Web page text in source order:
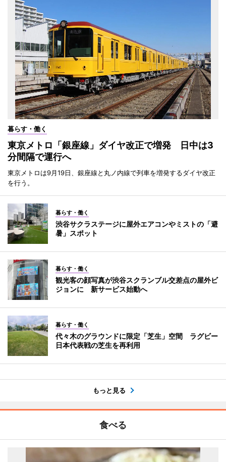
暮らす・働く
東京メトロ「銀座線」ダイヤ改正で増発 日中は3
分間隔で運行へ
東京メトロは9月19日、銀座線と丸ノ内線で列車を増発するダイヤ改正
を行う。
暮らす・働く
渋谷サクラステージに屋外エアコンやミストの「避
暑」スポット
暮らす・働く
観光客の顔写真が渋谷スクランブル交差点の屋外ビ
ジョンに 新サービス始動へ
暮らす・働く
代々木のグラウンドに限定「芝生」空間 ラグビー
日本代表戦の芝生を再利用
もっと見る
食べる